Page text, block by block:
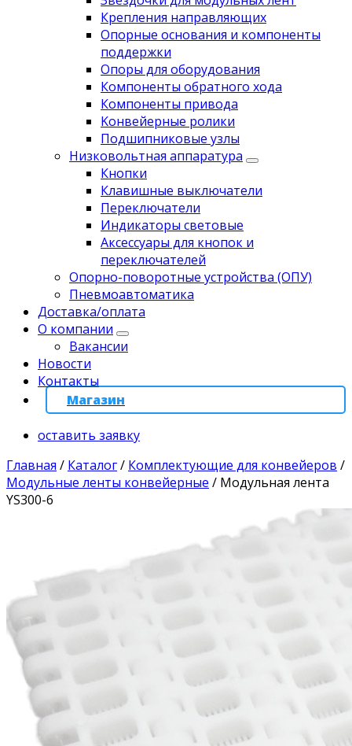
Крепления направляющих
Опорные основания и компоненты
поддержки
Опоры для оборудования
Компоненты обратного хода
Компоненты привода
Koнвейерныe pолики
Подшипниковые узлы
Низковольтная аппаратура
Кнопки
Клавишные выключатели
Переключатели
Индикаторы световые
Аксессуары для кнопок и
переключателей
Опорно-поворотные устройства (ОПУ)
Пневмоавтоматика
Доставка/оплата
О компании
Вакансии
Новости
Контакты
Магазин
оставить заявку
Главная / Каталог/ Комплектующие для конвейеров /
Модульные ленты конвейерные / Модульная лента
YS300-6